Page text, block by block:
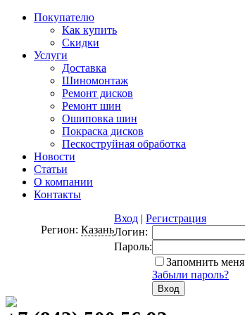
Покупателю
Как купить
Скидки
Услуги
Доставка
Шиномонтаж
Ремонт дисков
Ремонт шин
Ошиповка шин
Покраска дисков
Пескоструйная обработка
Новости
Статьи
О компании
Контакты
Регион: Казань
Вход | Регистрация
Логин:
Пароль:
Запомнить меня
Забыли пароль?